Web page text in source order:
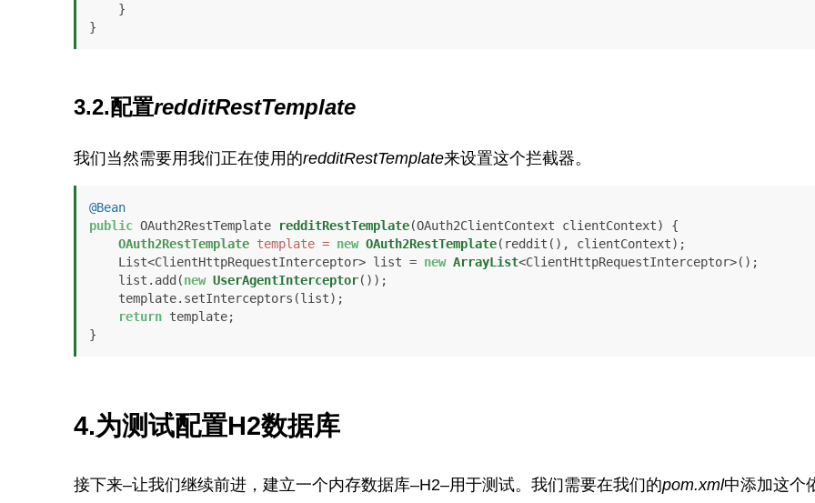
}
3.2.配置redditRestTemplate
我们当然需要用我们正在使用的redditRestTemplate来设置这个拦截器。
@Bean
public OAuth2RestTemplate redditRestTemplate(OAuth2ClientContext clientContext)
{
OAuth2RestTemplate template = new OAuth2RestTemplate(reddit(), clientContext);
    List<ClientHttpRequestInterceptor> list =
new ArrayList<ClientHttpRequestInterceptor>();
    list.add(
new UserAgentInterceptor());
return template;
}
4.为测试配置H2数据库
接下来–让我们继续前进，建立一个内存数据库–H2–用于测试。我们需要在我们的pom.xml中添加这个